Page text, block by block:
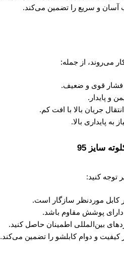
و سریع را تضمین می‌کند.
فشار قوی و ضعیف.
و پایدار.
جریان بالا با افت کم.
پایداری بالا.
سایز 95
کابل موردنظر سازگار است.
پوشش مقاوم باشد.
بین‌المللی اطمینان حاصل کنید.
کیفیت و دوام کابلشو را تضمین می‌کند.